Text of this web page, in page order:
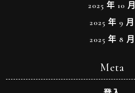
2025 年 10 月
2025 年 9 月
2025 年 8 月
Meta